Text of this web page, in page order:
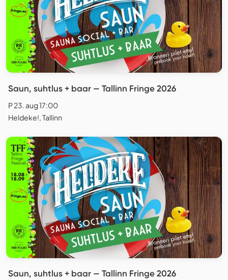
Saun, suhtlus + baar — Tallinn Fringe 2026
P 23. aug 17:00
Heldeke!, Tallinn
Saun, suhtlus + baar — Tallinn Fringe 2026